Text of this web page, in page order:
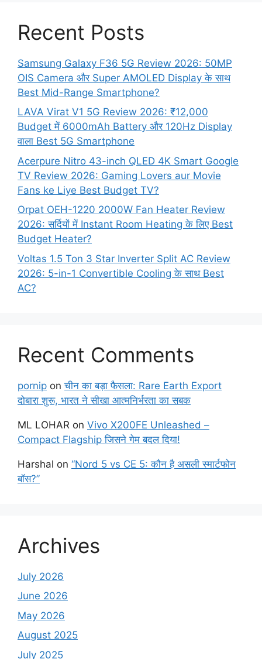
Recent Posts
Samsung Galaxy F36 5G Review 2026: 50MP
OIS Camera और Super AMOLED Display के साथ
Best Mid-Range Smartphone?
LAVA Virat V1 5G Review 2026: ₹12,000
Budget में 6000mAh Battery और 120Hz Display
वाला Best 5G Smartphone
Acerpure Nitro 43-inch QLED 4K Smart Google
TV Review 2026: Gaming Lovers aur Movie
Fans ke Liye Best Budget TV?
Orpat OEH-1220 2000W Fan Heater Review
2026: सर्दियों में Instant Room Heating के लिए Best
Budget Heater?
Voltas 1.5 Ton 3 Star Inverter Split AC Review
2026: 5-in-1 Convertible Cooling के साथ Best
AC?
Recent Comments
pornip onचीन का बड़ा फैसला: Rare Earth Export
दोबारा शुरू, भारत ने सीखा आत्मनिर्भरता का सबक
ML LOHAR on Vivo X200FE Unleashed –
Compact Flagship जिसने गेम बदल दिया!
Harshal on “Nord 5 vs CE 5: कौन है असली स्मार्टफोन
बॉस?”
Archives
July 2026
June 2026
May 2026
August 2025
July 2025